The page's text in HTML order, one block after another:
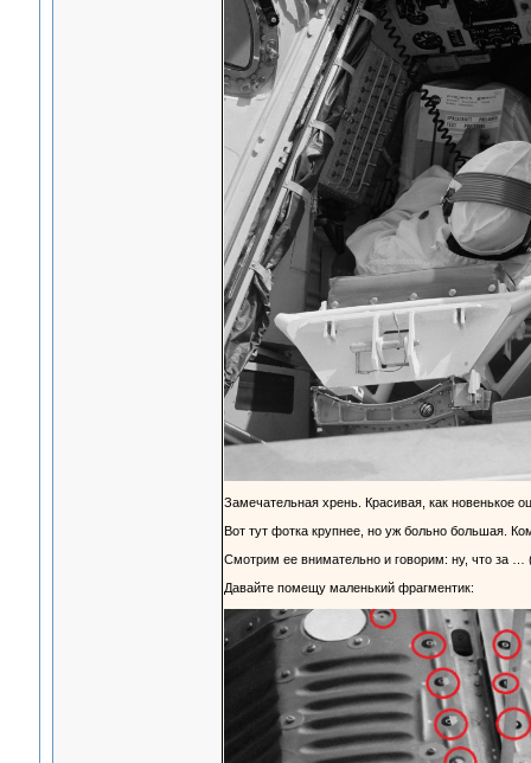
Замечательная хрень. Красивая, как новенькое
Вот тут фотка крупнее, но уж больно большая.
Смотрим ее внимательно и говорим: ну, что за
Давайте помещу маленький фрагментик: